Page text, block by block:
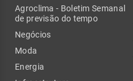
Agroclima - Boletim Semanal
de previsão do tempo
Negócios
Moda
Energia